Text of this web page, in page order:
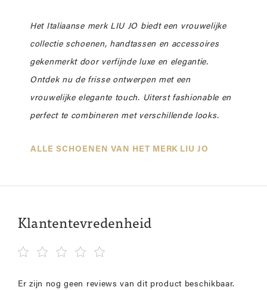
Het Italiaanse merk LIU JO biedt een vrouwelijke
collectie schoenen, handtassen en accessoires
gekenmerkt door verfijnde luxe en elegantie.
Ontdek nu de frisse ontwerpen met een
vrouwelijke elegante touch. Uiterst fashionable en
perfect te combineren met verschillende looks.
ALLE SCHOENEN VAN HET MERK LIU JO
Klantentevredenheid
Er zijn nog geen reviews van dit product beschikbaar.